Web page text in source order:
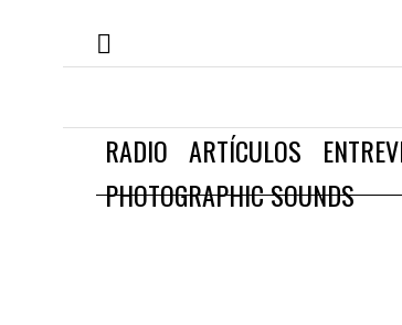
RADIO ARTÍCULOS
PHOTOGRAPHIC SOUNDS